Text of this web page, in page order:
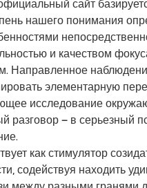
сайт
нашего понимания
и качеством
Направленное
элементарную
исследование
разговор – в серьезный
как стимулятор
содействуя находить